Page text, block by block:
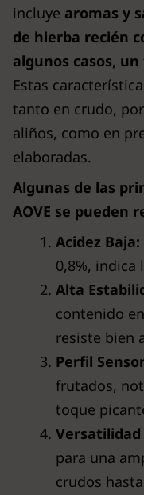
incluye aromas y
de hierba recién
algunos casos,
Estas
tanto en crudo,
aliños, como en
elaboradas.
Algunas de las
AOVE se pueden
Acidez Baja:
0,8%, indica
Alta
contenido
resiste bien
Perfil
frutados,
toque
para una
crudos